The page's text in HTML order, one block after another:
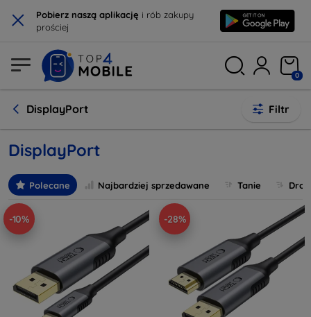
× Pobierz naszą aplikację i rób zakupy
prościej
0
DisplayPort Filtr
DisplayPort
Polecane Najbardziej sprzedawane Tanie
-10% -28%